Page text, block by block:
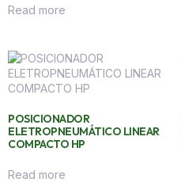
Read more
POSICIONADOR
ELETROPNEUMÁTICO LINEAR
COMPACTO HP
Read more